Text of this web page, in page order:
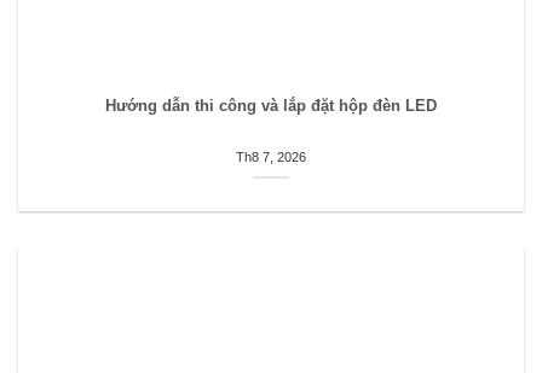
Hướng dẫn thi công và lắp đặt hộp đèn LED
Th8 7, 2026